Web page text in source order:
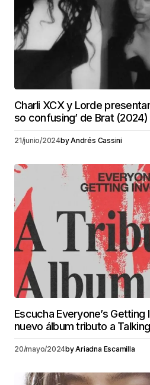
Charli XCX y Lorde
so confusing’ de Brat (2024)
21/junio/2024byAndrés Cassini
Escucha Everyone’s
nuevo álbum tributo a
20/mayo/2024byAriadna Escamilla